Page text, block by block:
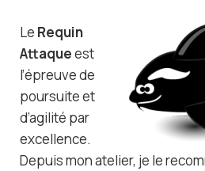
Le Requin
Attaqueest
l’épreuve de
poursuite et
d’agilité par
excellence.
Depuis mon atelier, je le